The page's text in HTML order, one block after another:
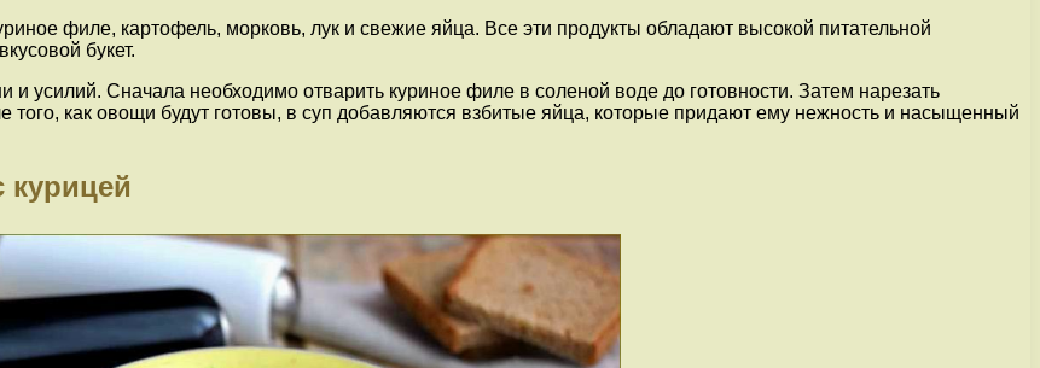
филе, картофель, морковь, лук и свежие яйца. Все эти продукты обладают высокой питательной
букет.
и усилий. Сначала необходимо отварить куриное филе в соленой воде до готовности. Затем нарезать
того, как овощи будут готовы, в суп добавляются взбитые яйца, которые придают ему нежность и насыщенный
курицей